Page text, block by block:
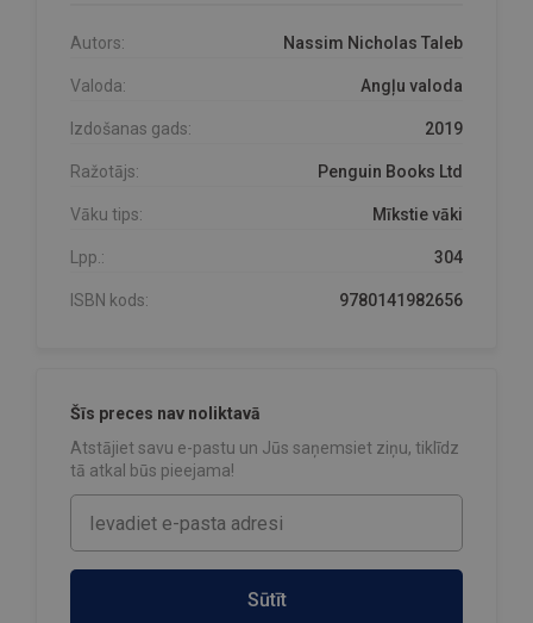
Autors: Nassim Nicholas Taleb
Valoda: Angļu valoda
Izdošanas gads: 2019
Ražotājs: Penguin Books Ltd
Vāku tips: Mīkstie vāki
Lpp.: 304
ISBN kods: 9780141982656
Šīs preces nav noliktavā
Atstājiet savu e-pastu un Jūs saņemsiet ziņu, tiklīdz
tā atkal būs pieejama!
Sūtīt